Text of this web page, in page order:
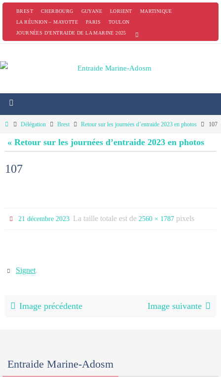
PasserBREST CHERBOURG GUYANE LORIENT
MARTINIQUE
LA RÉUNION – MAYOTTE
PARIS
TOULON
JOURNÉES D’ENTRAIDE DE LA MARINE 2025
HomeDélégation Brest Retour sur les journées d’entraide 2023 en photos 107
« Retour sur les journées d’entraide 2023 en photos
107
21 décembre 2023 La taille totale est de 2560 × 1787 pixels
Signet.
Image précédente Image suivante
Entraide Marine-Adosm